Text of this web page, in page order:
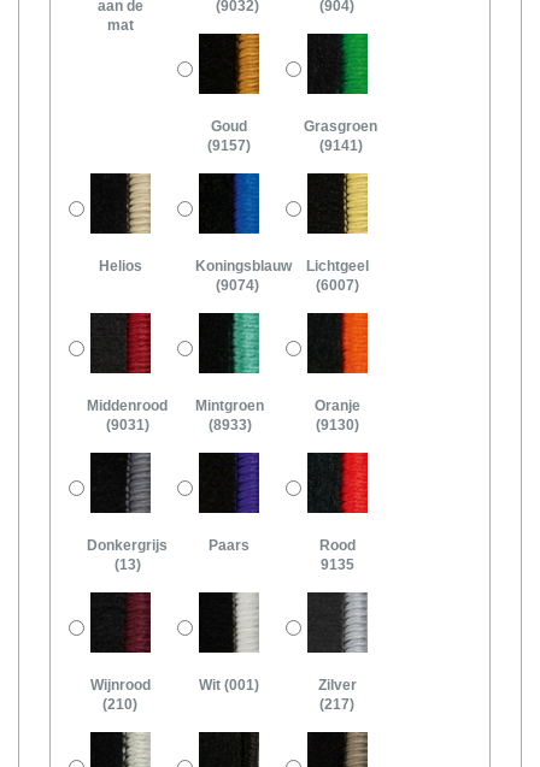
aan de
mat
(9032) (904)
Goud
(9157)
Grasgroen
(9141)
Helios
Koningsblauw
(9074)
Lichtgeel
(6007)
Middenrood
(9031)
Mintgroen
(8933)
Oranje
(9130)
Donkergrijs
(13)
Paars
Rood
9135
Wijnrood
(210)
Wit (001)
Zilver
(217)